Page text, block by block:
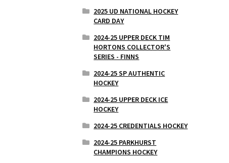
2025 UD NATIONAL HOCKEY
CARD DAY
2024-25 UPPER DECK TIM
HORTONS COLLECTOR'S
SERIES - FINNS
2024-25 SP AUTHENTIC
HOCKEY
2024-25 UPPER DECK ICE
HOCKEY
2024-25 CREDENTIALS HOCKEY
2024-25 PARKHURST
CHAMPIONS HOCKEY